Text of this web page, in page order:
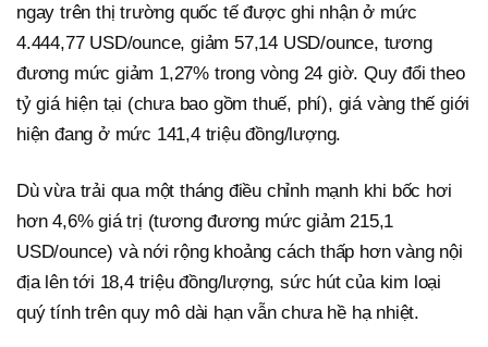
ngay trên thị trường quốc tế được ghi nhận ở mức
4.444,77 USD/ounce, giảm 57,14 USD/ounce, tương
đương mức giảm 1,27% trong vòng 24 giờ. Quy đổi theo
tỷ giá hiện tại (chưa bao gồm thuế, phí), giá vàng thế giới
hiện đang ở mức 141,4 triệu đồng/lượng.
Dù vừa trải qua một tháng điều chỉnh mạnh khi bốc hơi
hơn 4,6% giá trị (tương đương mức giảm 215,1
USD/ounce) và nới rộng khoảng cách thấp hơn vàng nội
địa lên tới 18,4 triệu đồng/lượng, sức hút của kim loại
quý tính trên quy mô dài hạn vẫn chưa hề hạ nhiệt.